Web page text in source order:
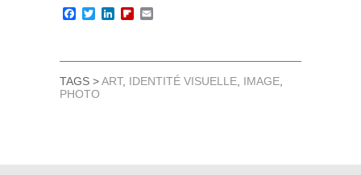
Facebook
TwitterLinkedInFlipboard
TAGS >ART, IDENTITÉ VISUELLE IMAGE
PHOTO